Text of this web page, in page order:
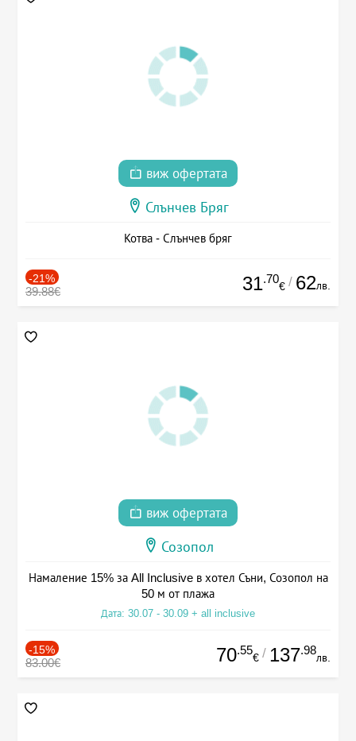
виж офертата
Слънчев Бряг
Котва - Слънчев бряг
-21%
39.88€ 31.70
€ / 62лв.
виж офертата
Созопол
Намаление 15% за All Inclusive в хотел Съни, Созопол на
50 м от плажа
Дата: 30.07 - 30.09 + all inclusive
-15%
83.00€ 70.55
€ / 137.98
лв.